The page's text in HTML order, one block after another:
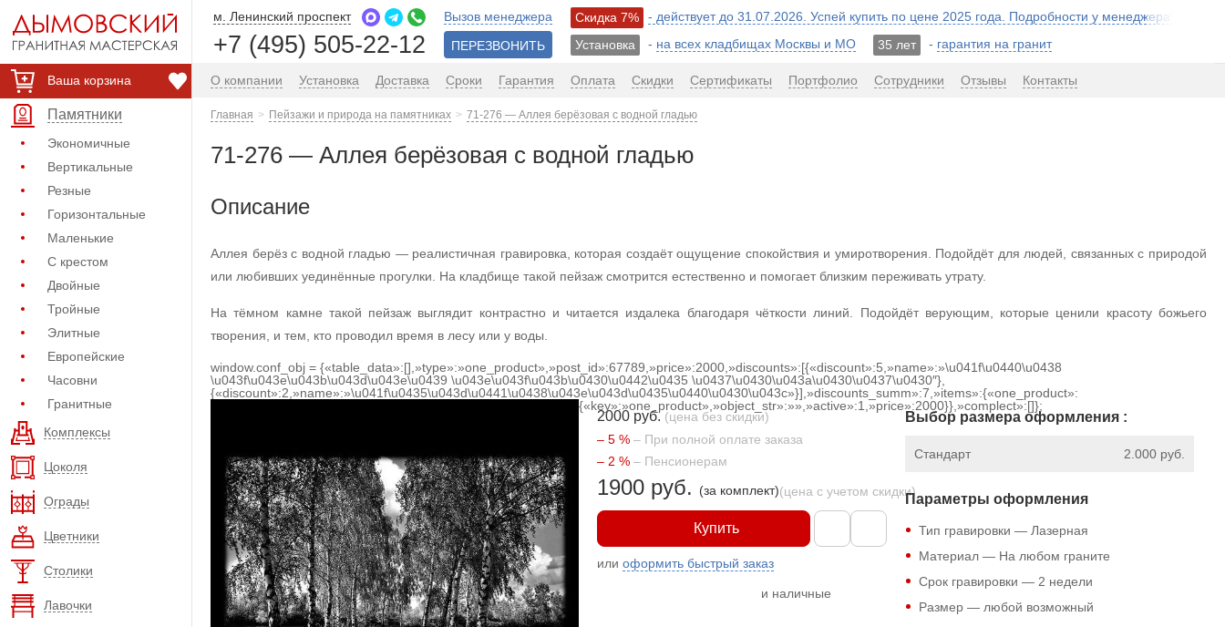
Ваша корзина
Памятники
Экономичные
Вертикальные
Резные
Горизонтальные
Маленькие
С крестом
Двойные
Тройные
Элитные
Европейские
Часовни
Гранитные
Комплексы
Цоколя
Ограды
Цветники
Столики
Лавочки
м. Ленинский проспект
+7 (495) 505-22-12
Вызов менеджера
ПЕРЕЗВОНИТЬ
Скидка 7%
- действует до 31.07.2026. Успей купить по цене 2025 года. Подробности у менеджера!
Установка
- на всех кладбищах Москвы и МО 35 лет - гарантия на гранит
О компании Установка Доставка Сроки Гарантия Оплата Скидки Сертификаты Портфолио Сотрудники Отзывы Контакты
Главная Пейзажи и природа на памятниках 71-276 — Аллея берёзовая с водной гладью
71-276 — Аллея берёзовая с водной гладью
Описание
Аллея берёз с водной гладью — реалистичная гравировка, которая создаёт ощущение спокойствия и умиротворения. Подойдёт для людей, связанных с природой
или любивших уединённые прогулки. На кладбище такой пейзаж смотрится естественно и помогает близким переживать утрату.
На тёмном камне такой пейзаж выглядит контрастно и читается издалека благодаря чёткости линий. Подойдёт верующим, которые ценили красоту божьего
творения, и тем, кто проводил время в лесу или у воды.
window.conf_obj = {«table_data»:[],»type»:»one_product»,»post_id»:67789,»price»:2000,»discounts»:[{«discount»:5,»name»:»\u041f\u0440\u0438
\u043f\u043e\u043b\u043d\u043e\u0439 \u043e\u043f\u043b\u0430\u0442\u0435 \u0437\u0430\u043a\u0430\u0437\u0430″},
{«discount»:2,»name»:»\u041f\u0435\u043d\u0441\u0438\u043e\u043d\u0435\u0440\u0430\u043c»}],»discounts_summ»:7,»items»:{«one_product»:
{«key»:»one_product»,»object_str»:»»,»active»:1,»price»:2000}},»complect»:[]};
2000 руб. (цена без скидки)
– 5 % – При полной оплате заказа
– 2 % – Пенсионерам
1900 руб. (за комплект)(цена с учетом скидки)
Купить
илиоформить быстрый заказ
и наличные
Выбор размера оформления :
2.000 руб.
Стандарт
Параметры оформления
Тип гравировки — Лазерная
Материал — На любом граните
Срок гравировки — 2 недели
Размер — любой возможный